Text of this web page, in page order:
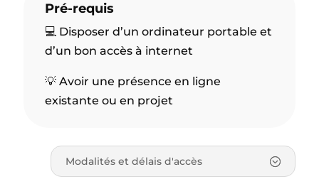
Pré-requis
💻 Disposer d’un ordinateur portable et
d’un bon accès à internet
💡 Avoir une présence en ligne
existante ou en projet
Modalités et délais d'accès